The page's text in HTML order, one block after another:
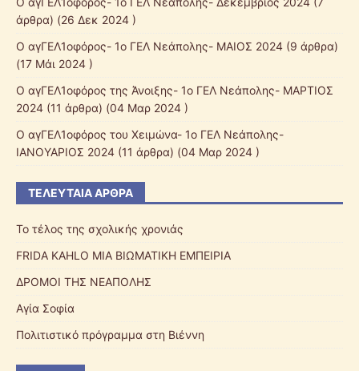
άρθρα) (26 Δεκ 2024 )
Ο αγΓΕΛ1οφόρος- 1ο ΓΕΛ Νεάπολης- ΜΑΙΟΣ 2024 (9 άρθρα)
(17 Μάι 2024 )
Ο αγΓΕΛ1οφόρος της Άνοιξης- 1ο ΓΕΛ Νεάπολης- ΜΑΡΤΙΟΣ
2024 (11 άρθρα) (04 Μαρ 2024 )
Ο αγΓΕΛ1οφόρος του Χειμώνα- 1ο ΓΕΛ Νεάπολης-
ΙΑΝΟΥΑΡΙΟΣ 2024 (11 άρθρα) (04 Μαρ 2024 )
ΤΕΛΕΥΤΑΊΑ ΆΡΘΡΑ
Το τέλος της σχολικής χρονιάς
FRIDA KAHLO ΜΙΑ ΒΙΩΜΑΤΙΚΗ ΕΜΠΕΙΡΙΑ
ΔΡΟΜΟΙ ΤΗΣ ΝΕΑΠΟΛΗΣ
Αγία Σοφία
Πολιτιστικό πρόγραμμα στη Βιέννη